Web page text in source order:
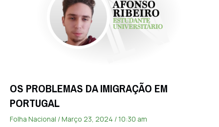
OS PROBLEMAS DA IMIGRAÇÃO EM
PORTUGAL
Folha Nacional Março 23, 2024 10:30 am